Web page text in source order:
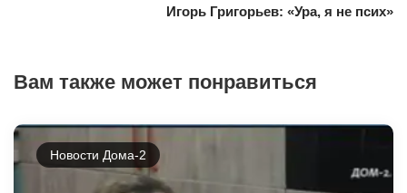
Игорь Григорьев: «Ура, я не псих»
Вам также может понравиться
Новости Дома-2